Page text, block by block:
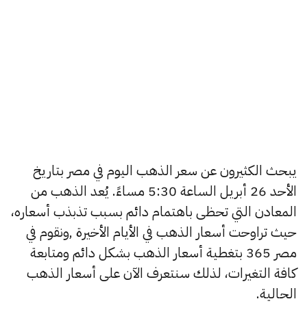
يبحث الكثيرون عن سعر الذهب اليوم في مصر بتاريخ
الأحد 26 أبريل الساعة 5:30 مساءً. يُعد الذهب من
المعادن التي تحظى باهتمام دائم بسبب تذبذب أسعاره،
حيث تراوحت أسعار الذهب في الأيام الأخيرة ,ونقوم في
مصر 365 بتغطية أسعار الذهب بشكل دائم ومتابعة
كافة التغيرات، لذلك سنتعرف الآن على أسعار الذهب
الحالية.